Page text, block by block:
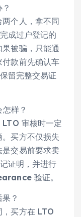
个人，拿不同
成过户登记的
被骗，只能通
款前先确认车
留完整交易证
样？
审核时一定
买方不仅损失
交易前要求卖
证明，并进行
验证。
？
买方在 LTO